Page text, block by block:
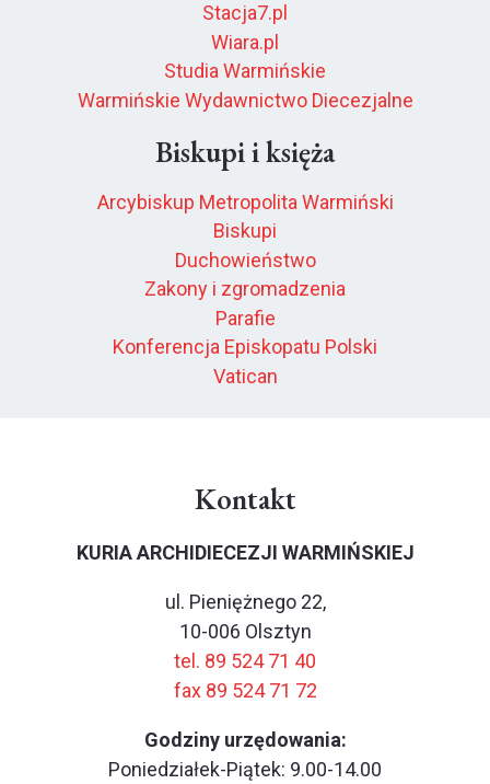
Stacja7.pl
Wiara.pl
Studia Warmińskie
Warmińskie Wydawnictwo Diecezjalne
Biskupi i księża
Arcybiskup Metropolita Warmiński
Biskupi
Duchowieństwo
Zakony i zgromadzenia
Parafie
Konferencja Episkopatu Polski
Vatican
Kontakt
KURIA ARCHIDIECEZJI WARMIŃSKIEJ
ul. Pieniężnego 22,
10-006 Olsztyn
tel. 89 524 71 40
fax 89 524 71 72
Godziny urzędowania:
Poniedziałek-Piątek: 9.00-14.00